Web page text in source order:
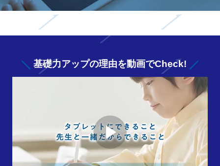
基礎力アップの理由を動画でCheck!